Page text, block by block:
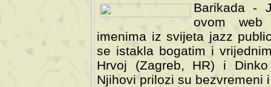
Barikada -
ovom web
imenima iz svijeta jazz
se istakla bogatim i
Hrvoj (Zagreb, HR) i
Njihovi prilozi su bezvremeni